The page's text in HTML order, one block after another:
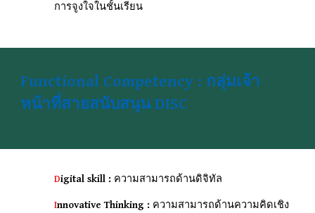
การจูงใจในชั้นเรียน
Functional Competency : กลุ่มเจ้า
หน้าที่สายสนับสนุน DISC
Digital skill : ความสามารถด้านดิจิทัล
Innovative Thinking : ความสามารถด้านความคิดเชิง